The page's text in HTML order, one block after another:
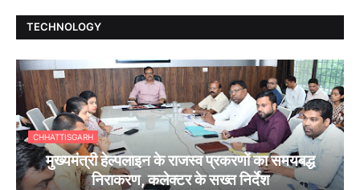
TECHNOLOGY
CHHATTISGARH
मुख्यमंत्री हेल्पलाइन के राजस्व प्रकरणों का समयबद्ध
निराकरण, कलेक्टर के सख्त निर्देश